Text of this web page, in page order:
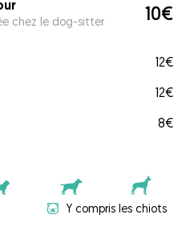
chez le dog-sitter 10€
12€
12€
8€
Y compris les chiots